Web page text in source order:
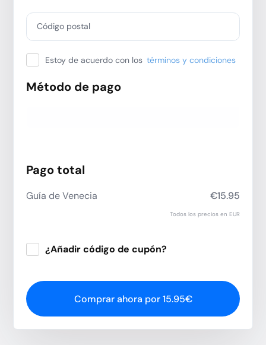
Código postal
Estoy de acuerdo con los términos y condiciones
Método de pago
Pago total
Guía de Venecia €15.95
Todos los precios en EUR
¿Añadir código de cupón?
Comprar ahora por 15.95€